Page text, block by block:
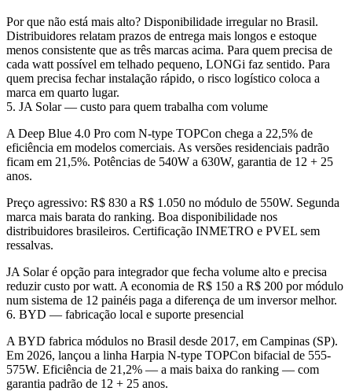
Por que não está mais alto? Disponibilidade irregular no Brasil.
Distribuidores relatam prazos de entrega mais longos e estoque
menos consistente que as três marcas acima. Para quem precisa de
cada watt possível em telhado pequeno, LONGi faz sentido. Para
quem precisa fechar instalação rápido, o risco logístico coloca a
marca em quarto lugar.
5. JA Solar — custo para quem trabalha com volume
A Deep Blue 4.0 Pro com N-type TOPCon chega a 22,5% de
eficiência em modelos comerciais. As versões residenciais padrão
ficam em 21,5%. Potências de 540W a 630W, garantia de 12 + 25
anos.
Preço agressivo: R$ 830 a R$ 1.050 no módulo de 550W. Segunda
marca mais barata do ranking. Boa disponibilidade nos
distribuidores brasileiros. Certificação INMETRO e PVEL sem
ressalvas.
JA Solar é opção para integrador que fecha volume alto e precisa
reduzir custo por watt. A economia de R$ 150 a R$ 200 por módulo
num sistema de 12 painéis paga a diferença de um inversor melhor.
6. BYD — fabricação local e suporte presencial
A BYD fabrica módulos no Brasil desde 2017, em Campinas (SP).
Em 2026, lançou a linha Harpia N-type TOPCon bifacial de 555-
575W. Eficiência de 21,2% — a mais baixa do ranking — com
garantia padrão de 12 + 25 anos.